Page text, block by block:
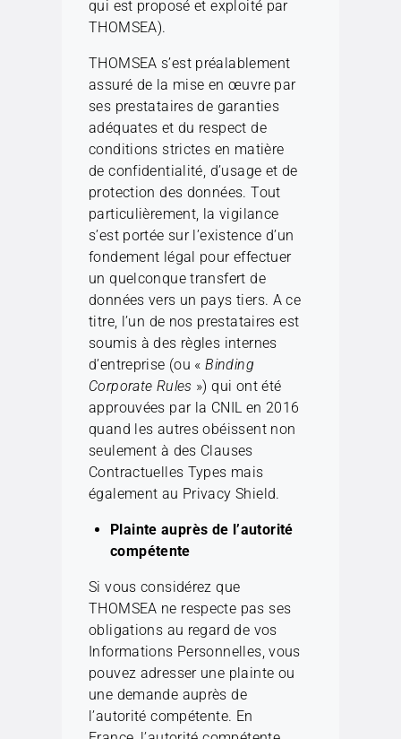
qui est proposé et exploité par
THOMSEA).
THOMSEA s’est préalablement
assuré de la mise en œuvre par
ses prestataires de garanties
adéquates et du respect de
conditions strictes en matière
de confidentialité, d’usage et de
protection des données. Tout
particulièrement, la vigilance
s’est portée sur l’existence d’un
fondement légal pour effectuer
un quelconque transfert de
données vers un pays tiers. A ce
titre, l’un de nos prestataires est
soumis à des règles internes
d’entreprise (ou «Binding
Corporate Rules ») qui ont été
approuvées par la CNIL en 2016
quand les autres obéissent non
seulement à des Clauses
Contractuelles Types mais
également au Privacy Shield.
Plainte auprès de l’autorité
compétente
Si vous considérez que
THOMSEA ne respecte pas ses
obligations au regard de vos
Informations Personnelles, vous
pouvez adresser une plainte ou
une demande auprès de
l’autorité compétente. En